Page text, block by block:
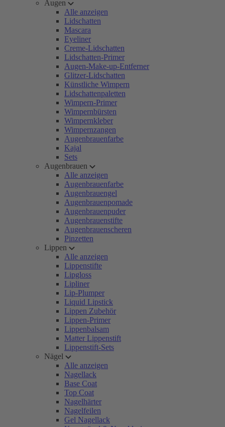
Augen
Alle anzeigen
Lidschatten
Mascara
Eyeliner
Creme-Lidschatten
Lidschatten-Primer
Augen-Make-up-Entferner
Glitzer-Lidschatten
Künstliche Wimpern
Lidschattenpaletten
Wimpern-Primer
Wimpernbürsten
Wimpernkleber
Wimpernzangen
Augenbrauenfarbe
Kajal
Sets
Augenbrauen
Alle anzeigen
Augenbrauenfarbe
Augenbrauengel
Augenbrauenpomade
Augenbrauenpuder
Augenbrauenstifte
Augenbrauenscheren
Pinzetten
Lippen
Alle anzeigen
Lippenstifte
Lipgloss
Lipliner
Lip-Plumper
Liquid Lipstick
Lippen Zubehör
Lippen-Primer
Lippenbalsam
Matter Lippenstift
Lippenstift-Sets
Nägel
Alle anzeigen
Nagellack
Base Coat
Top Coat
Nagelhärter
Nagelfeilen
Gel Nagellack